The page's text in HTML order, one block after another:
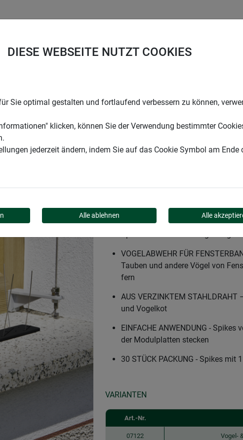
SPIKES-SET
MEHR SPIKES FÜR NOCH MEHR
Spikes kann die Windhager
VOGELABWEHR FÜR
Tauben und andere Vögel von
fern
AUS VERZINKTEM
und Vogelkot
EINFACHE ANWENDUNG -
der Modulplatten stecken
30 STÜCK PACKUNG - Spikes mit
VARIANTEN
Art.-Nr.
07122 Vogel-
DIESE WEBSEITE NUTZT COOKIES
Sie optimal gestalten und fortlaufend verbessern zu können,
klicken, können Sie der Verwendung bestimmter
jederzeit ändern, indem Sie auf das Cookie Symbol am Ende
Alle ablehnen Alle